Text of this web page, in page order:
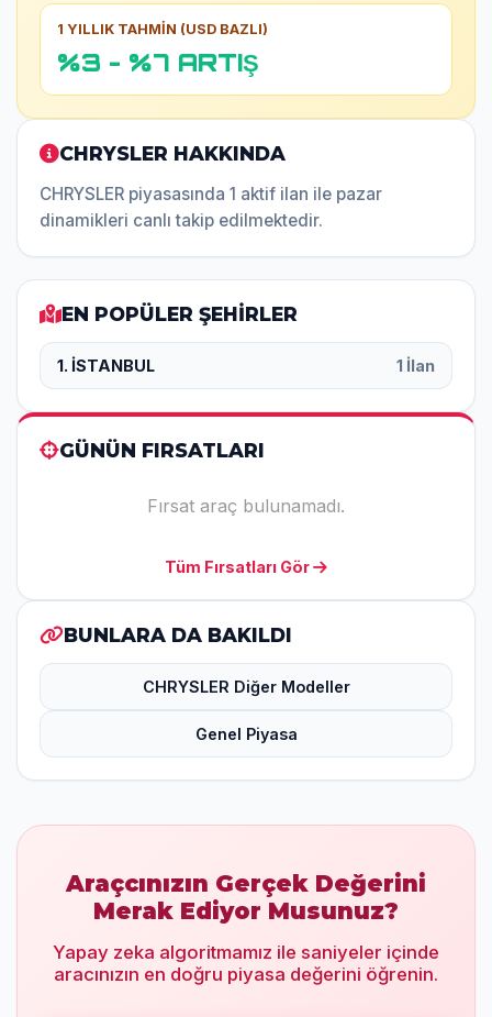
1 YILLIK TAHMİN (USD BAZLI)
%3 - %7 ARTIŞ
CHRYSLER HAKKINDA
CHRYSLER piyasasında 1 aktif ilan ile pazar
dinamikleri canlı takip edilmektedir.
EN POPÜLER ŞEHİRLER
1. İSTANBUL 1 İlan
GÜNÜN FIRSATLARI
Fırsat araç bulunamadı.
Tüm Fırsatları Gör
BUNLARA DA BAKILDI
CHRYSLER Diğer Modeller
Genel Piyasa
Araçcınızın Gerçek Değerini
Merak Ediyor Musunuz?
Yapay zeka algoritmamız ile saniyeler içinde
aracınızın en doğru piyasa değerini öğrenin.